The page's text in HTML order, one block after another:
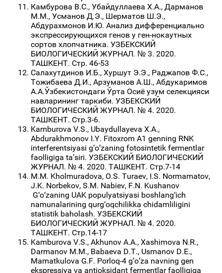
Камбурова В.С., Убайдуллаева Х.А., Дарманов
М.М., Усманов Д.Э., Шерматов Ш.Э.,
Абдурахмонов И.Ю. Анализ дифференциально
экспрессирующихся генов у ген-нокаутных
сортов хлопчатника. УЗБЕКСКИЙ
БИОЛОГИЧЕСКИЙ ЖУРНАЛ. № 3. 2020.
ТАШКЕНТ. Стр. 46-53
Салахутдинов И.Б., Хуршут Э.Э., Раджапов Ф.С.,
Тожибаева Д.И., Арзуманов А.Ш., Абдукаримов
А.А.Ўзбекистондаги Ўрта Осиё узум селекцияси
навларининг таркиби. УЗБЕКСКИЙ
БИОЛОГИЧЕСКИЙ ЖУРНАЛ. № 4. 2020.
ТАШКЕНТ. Стр.3-6.
Kamburova V.S., Ubaydullayeva X.A.,
Abdurakhmonov I.Y. Fitoxrom A1 genning RNK
interferentsiyasi g’o’zaning fotosintetik fermentlar
faolligiga ta’siri. УЗБЕКСКИЙ БИОЛОГИЧЕСКИЙ
ЖУРНАЛ. № 4. 2020. ТАШКЕНТ. Стр.7-14
M.M. Kholmuradova, O.S. Turaev, I.S. Normamatov,
J.K. Norbekov, S.M. Nabiev, F.N. Kushanov
G‘o‘zaning UAK populyatsiyasi boshlang‘ich
namunalarining qurg‘oqchilikka chidamliligini
statistik baholash. УЗБЕКСКИЙ
БИОЛОГИЧЕСКИЙ ЖУРНАЛ. № 4. 2020.
ТАШКЕНТ. Стр.14-17
Kamburova V.S., Akhunov A.A., Xashimova N.R.,
Darmanov M.M., Babaeva D.T., Usmanov D.E.,
Mamatkulova G.F. Porloq-4 g’o’za navning gen
ekspressiya va antioksidant fermentlar faolligiga